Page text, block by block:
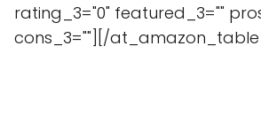
rating_3="0" featured_3=""
cons_3=""][/